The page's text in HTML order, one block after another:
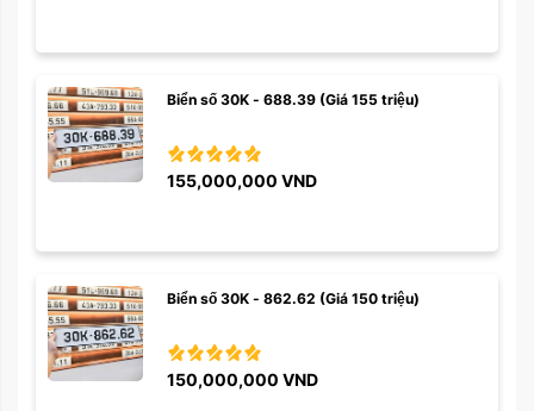
Biển số 30K - 688.39 (Giá 155 triệu)
155,000,000 VND
Biển số 30K - 862.62 (Giá 150 triệu)
150,000,000 VND